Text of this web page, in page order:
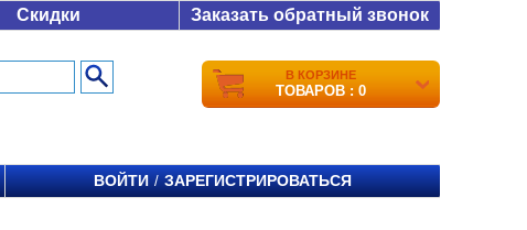
Скидки Заказать обратный звонок
В КОРЗИНЕ
ТОВАРОВ : 0
ВОЙТИ / ЗАРЕГИСТРИРОВАТЬСЯ